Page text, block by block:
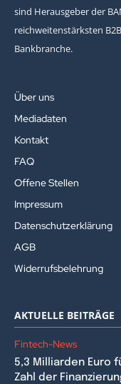
sind Herausgeber der
reichweitenstärksten
Bankbranche.
Über uns
Mediadaten
Kontakt
FAQ
Offene Stellen
Impressum
Datenschutzerklärung
AGB
Widerrufsbelehrung
AKTUELLE BEITRÄGE
Fintech-News
5,3 Milliarden Euro
Zahl der